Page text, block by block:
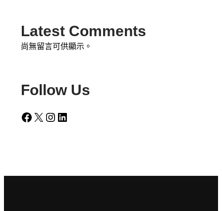
Latest Comments
尚無留言可供顯示。
Follow Us
Facebook X Instagram LinkedIn